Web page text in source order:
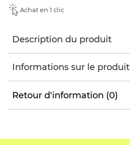
Achat en 1 clic
Description du produit
Informations sur le produit
Retour d'information (0)